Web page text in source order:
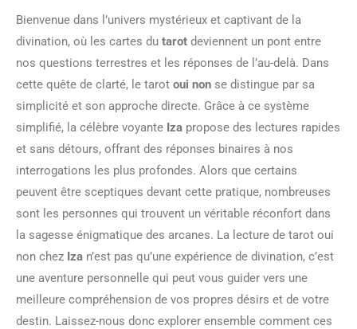
Bienvenue dans l’univers mystérieux et captivant de la
divination, où les cartes du tarot deviennent un pont entre
nos questions terrestres et les réponses de l’au-delà. Dans
cette quête de clarté, le tarot oui non se distingue par sa
simplicité et son approche directe. Grâce à ce système
simplifié, la célèbre voyante Iza propose des lectures rapides
et sans détours, offrant des réponses binaires à nos
interrogations les plus profondes. Alors que certains
peuvent être sceptiques devant cette pratique, nombreuses
sont les personnes qui trouvent un véritable réconfort dans
la sagesse énigmatique des arcanes. La lecture de tarot oui
non chez Iza n’est pas qu’une expérience de divination, c’est
une aventure personnelle qui peut vous guider vers une
meilleure compréhension de vos propres désirs et de votre
destin. Laissez-nous donc explorer ensemble comment ces